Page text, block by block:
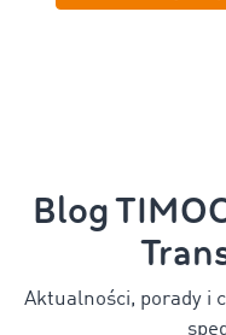
Blog
Aktualności, porady i